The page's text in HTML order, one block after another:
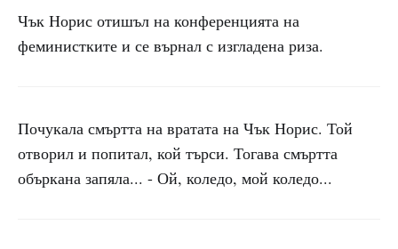
Чък Норис отишъл на конференцията на
феминистките и се върнал с изгладена риза.
Почукала смъртта на вратата на Чък Норис. Той
отворил и попитал, кой търси. Тогава смъртта
объркана запяла... - Ой, коледо, мой коледо...